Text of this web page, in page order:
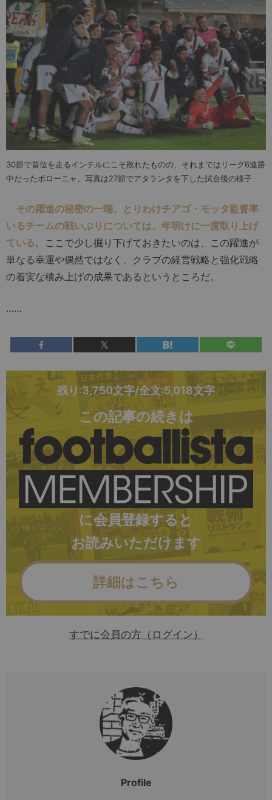
30節で首位を走るインテルにこそ敗れたものの、それまではリーグ6連勝
中だったボローニャ。写真は27節でアタランタを下した試合後の様子
その躍進の秘密の一端、とりわけチアゴ・モッタ監督率
いるチームの戦いぶりについては、年明けに一度取り上げ
ている。ここで少し掘り下げておきたいのは、この躍進が
単なる幸運や偶然ではなく、クラブの経営戦略と強化戦略
の着実な積み上げの成果であるというところだ。
……
残り:3,750文字/全文:5,018文字
この記事の続きは
に会員登録すると
お読みいただけます
詳細はこちら
すでに会員の方（ログイン）
Profile